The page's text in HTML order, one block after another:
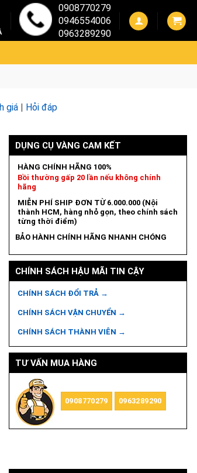
0908770279
0946554006
0963289290
giá | Hỏi đáp
DỤNG CỤ VÀNG CAM KẾT
HÀNG CHÍNH HÃNG 100%
Bồi thường gấp 20 lần nếu không chính
hãng
MIỄN PHÍ SHIP ĐƠN TỪ 6.000.000 (Nội
thành HCM, hàng nhỏ gọn, theo chính sách
từng thời điểm)
BẢO HÀNH CHÍNH HÃNG NHANH CHÓNG
CHÍNH SÁCH HẬU MÃI TIN CẬY
CHÍNH SÁCH ĐỔI TRẢ →
CHÍNH SÁCH VẬN CHUYỂN →
CHÍNH SÁCH THÀNH VIÊN →
TƯ VẤN MUA HÀNG
0908770279 0963289290